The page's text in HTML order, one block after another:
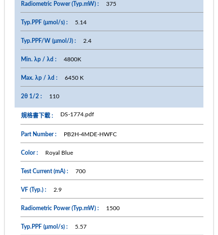
375
5.14
2.4
4800K
6450 K
110
DS-1774.pdf
PB2H-4MDE-HWFC
Royal Blue
700
2.9
1500
5.57